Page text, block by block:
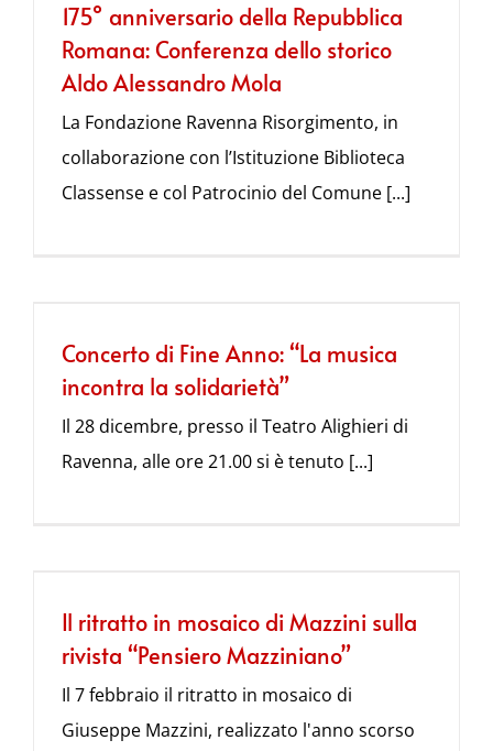
175° anniversario della Repubblica
Romana: Conferenza dello storico
Aldo Alessandro Mola
La Fondazione Ravenna Risorgimento, in
collaborazione con l’Istituzione Biblioteca
Classense e col Patrocinio del Comune [...]
Concerto di Fine Anno: “La musica
incontra la solidarietà”
Il 28 dicembre, presso il Teatro Alighieri di
Ravenna, alle ore 21.00 si è tenuto [...]
Il ritratto in mosaico di Mazzini sulla
rivista “Pensiero Mazziniano”
Il 7 febbraio il ritratto in mosaico di
Giuseppe Mazzini, realizzato l'anno scorso